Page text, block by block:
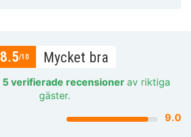
8.5/10 Mycket bra
5 verifierade recensioner av riktiga
gäster.
9.0